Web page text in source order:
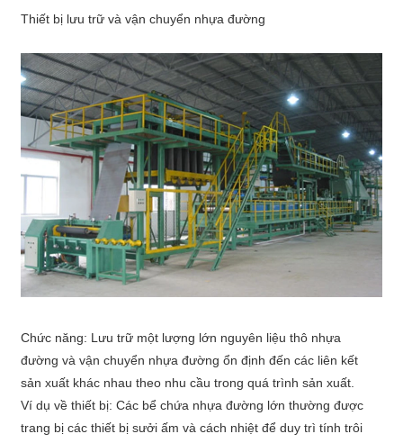
Thiết bị lưu trữ và vận chuyển nhựa đường
Chức năng: Lưu trữ một lượng lớn nguyên liệu thô nhựa
đường và vận chuyển nhựa đường ổn định đến các liên kết
sản xuất khác nhau theo nhu cầu trong quá trình sản xuất.
Ví dụ về thiết bị: Các bể chứa nhựa đường lớn thường được
trang bị các thiết bị sưởi ấm và cách nhiệt để duy trì tính trôi